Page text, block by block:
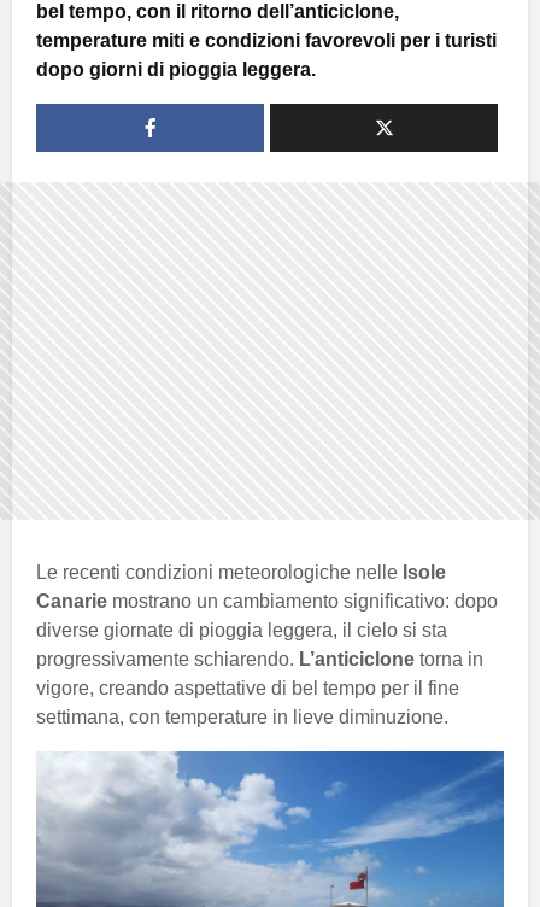
bel tempo, con il ritorno dell’anticiclone,
temperature miti e condizioni favorevoli per i turisti
dopo giorni di pioggia leggera.
Le recenti condizioni meteorologiche nelle Isole
Canarie mostrano un cambiamento significativo: dopo
diverse giornate di pioggia leggera, il cielo si sta
progressivamente schiarendo. L’anticiclone torna in
vigore, creando aspettative di bel tempo per il fine
settimana, con temperature in lieve diminuzione.